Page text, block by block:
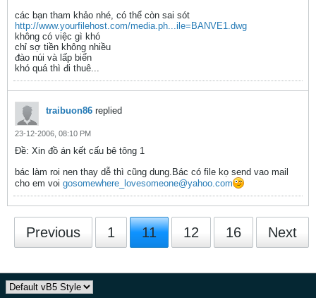
các bạn tham khảo nhé, có thể còn sai sót
http://www.yourfilehost.com/media.ph...ile=BANVE1.dwg
không có việc gì khó
chỉ sợ tiền không nhiều
đào núi và lấp biển
khó quá thì đi thuê...
traibuon86 replied
23-12-2006, 08:10 PM
Ðề: Xin đồ án kết cấu bê tông 1
bác làm roi nen thay dễ thì cũng dung.Bác có file kọ send vao mail
cho em voi gosomewhere_lovesomeone@yahoo.com
Previous 1 11 12 16 Next